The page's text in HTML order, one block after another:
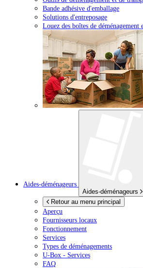
Bande adhésive d'emballage
Solutions d'entreposage
Louez des boîtes de déménagement
Aides-déménageurs
Aides-déménageurs
Retour au menu principal
Aperçu
Fournisseurs locaux
Fonctionnement
Services
Types de déménagements
U-Box - Services
FAQ